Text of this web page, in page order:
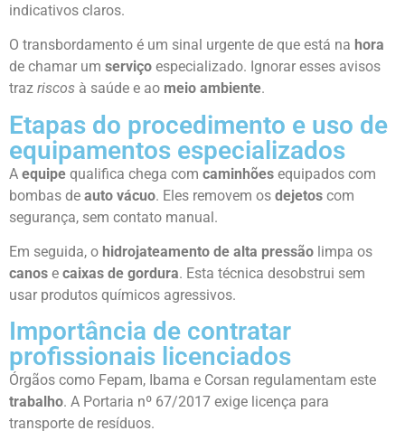
indicativos claros.
O transbordamento é um sinal urgente de que está na hora
de chamar um serviço especializado. Ignorar esses avisos
traz riscos à saúde e ao meio ambiente.
Etapas do procedimento e uso de
equipamentos especializados
A equipe qualifica chega com caminhões equipados com
bombas de auto vácuo. Eles removem os dejetos com
segurança, sem contato manual.
Em seguida, o hidrojateamento de alta pressão limpa os
canos e caixas de gordura. Esta técnica desobstrui sem
usar produtos químicos agressivos.
Importância de contratar
profissionais licenciados
Órgãos como Fepam, Ibama e Corsan regulamentam este
trabalho. A Portaria nº 67/2017 exige licença para
transporte de resíduos.